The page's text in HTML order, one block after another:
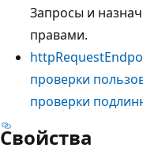
Запросы и
правами.
проверки
проверки
Свойства